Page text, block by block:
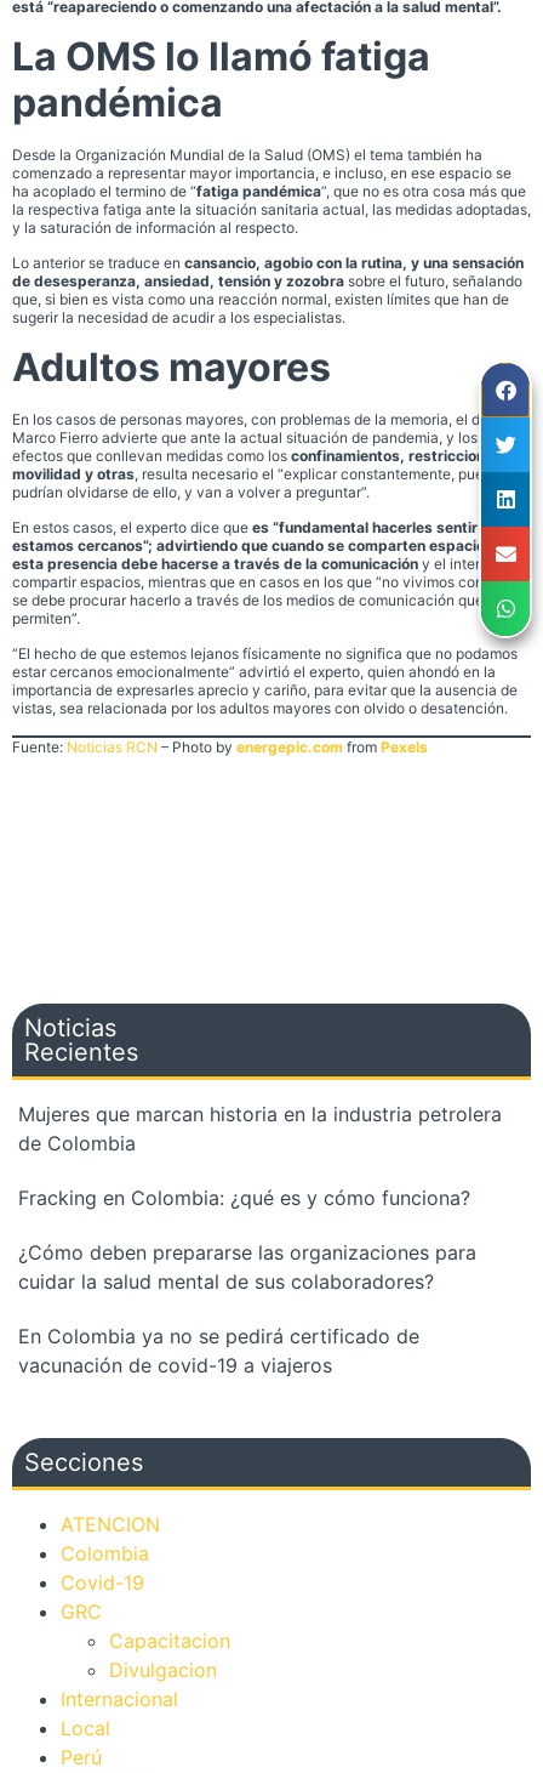
está “reapareciendo o comenzando una afectación a la salud mental”.
La OMS lo llamó fatiga
pandémica
Desde la Organización Mundial de la Salud (OMS) el tema también ha
comenzado a representar mayor importancia, e incluso, en ese espacio se
ha acoplado el termino de “fatiga pandémica”, que no es otra cosa más que
la respectiva fatiga ante la situación sanitaria actual, las medidas adoptadas,
y la saturación de información al respecto.
Lo anterior se traduce en cansancio, agobio con la rutina, y una sensación
de desesperanza, ansiedad, tensión y zozobra sobre el futuro, señalando
que, si bien es vista como una reacción normal, existen límites que han de
sugerir la necesidad de acudir a los especialistas.
Adultos mayores
En los casos de personas mayores, con problemas de la memoria, el doctor
Marco Fierro advierte que ante la actual situación de pandemia, y los
efectos que conllevan medidas como los confinamientos, restricciones de
movilidad y otras, resulta necesario el “explicar constantemente, pues
pudrían olvidarse de ello, y van a volver a preguntar”.
En estos casos, el experto dice que es “fundamental hacerles sentir que
estamos cercanos”; advirtiendo que cuando se comparten espacios,
esta presencia debe hacerse a través de la comunicación y el intentar
compartir espacios, mientras que en casos en los que “no vivimos con ellos,
se debe procurar hacerlo a través de los medios de comunicación que nos lo
permiten”.
“El hecho de que estemos lejanos físicamente no significa que no podamos
estar cercanos emocionalmente” advirtió el experto, quien ahondó en la
importancia de expresarles aprecio y cariño, para evitar que la ausencia de
vistas, sea relacionada por los adultos mayores con olvido o desatención.
Fuente: Noticias RCN – Photo by energepic.com from Pexels
Noticias
Recientes
Mujeres que marcan historia en la industria petrolera
de Colombia
Fracking en Colombia: ¿qué es y cómo funciona?
¿Cómo deben prepararse las organizaciones para
cuidar la salud mental de sus colaboradores?
En Colombia ya no se pedirá certificado de
vacunación de covid-19 a viajeros
Secciones
ATENCION
Colombia
Covid-19
GRC
Capacitacion
Divulgacion
Internacional
Local
Perú